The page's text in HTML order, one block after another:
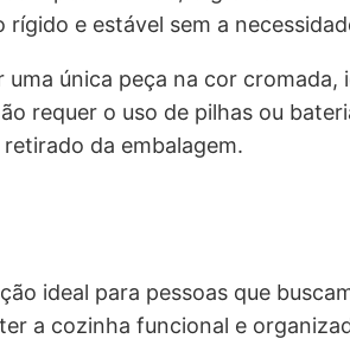
e estável sem a
única peça na cor
requer o uso de pilhas ou
da embalagem.
ideal para pessoas que
a cozinha funcional e